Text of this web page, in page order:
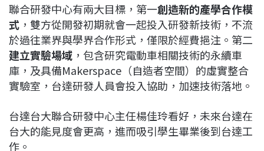
聯合研發中心有兩大目標，第一創造新的產學合作模
式 ，雙方從開發初期就會一起投入研發新技術，不流
於過往業界與學界合作形式，僅限於經費挹注。第二
建立實驗場域 ，包含研究電動車相關技術的永續車
庫，及具備Makerspace（自造者空間）的虛實整合
實驗室，台達研發人員會投入協助，加速技術落地。
台達台大聯合研發中心主任楊佳玲看好，未來台達在
台大的能見度會更高，進而吸引學生畢業後到台達工
作。